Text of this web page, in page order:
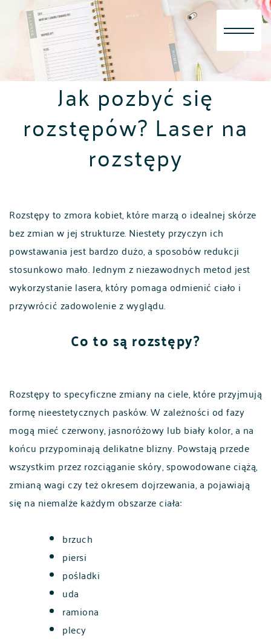
content
Jak pozbyć się
rozstępów? Laser na
rozstępy
Rozstępy to zmora kobiet, które marzą o idealnej skórze
bez zmian w jej strukturze. Niestety przyczyn ich
powstawania jest bardzo dużo, a sposobów redukcji
stosunkowo mało. Jednym z niezawodnych metod jest
wykorzystanie lasera, który pomaga odmienić ciało i
przywrócić zadowolenie z wyglądu.
Co to są rozstępy?
Rozstępy to specyficzne zmiany na ciele, które przyjmują
formę nieestetycznych pasków. W zależności od fazy
mogą mieć czerwony, jasnoróżowy lub biały kolor, a na
końcu przypominają delikatne blizny. Powstają przede
wszystkim przez rozciąganie skóry, spowodowane ciążą,
zmianą wagi czy też okresem dojrzewania, a pojawiają
się na niemalże każdym obszarze ciała:
brzuch
piersi
pośladki
uda
ramiona
plecy